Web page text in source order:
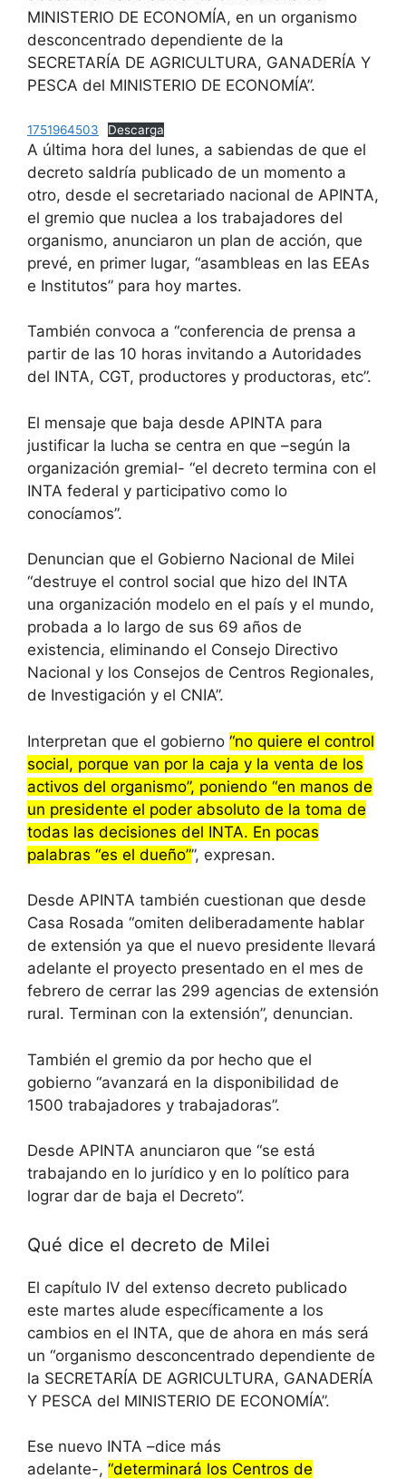
MINISTERIO DE ECONOMÍA, en un organismo
desconcentrado dependiente de la
SECRETARÍA DE AGRICULTURA, GANADERÍA Y
PESCA del MINISTERIO DE ECONOMÍA”.
1751964503 Descarga
A última hora del lunes, a sabiendas de que el
decreto saldría publicado de un momento a
otro, desde el secretariado nacional de APINTA,
el gremio que nuclea a los trabajadores del
organismo, anunciaron un plan de acción, que
prevé, en primer lugar, “asambleas en las EEAs
e Institutos” para hoy martes.
También convoca a “conferencia de prensa a
partir de las 10 horas invitando a Autoridades
del INTA, CGT, productores y productoras, etc”.
El mensaje que baja desde APINTA para
justificar la lucha se centra en que –según la
organización gremial- “el decreto termina con el
INTA federal y participativo como lo
conocíamos”.
Denuncian que el Gobierno Nacional de Milei
“destruye el control social que hizo del INTA
una organización modelo en el país y el mundo,
probada a lo largo de sus 69 años de
existencia, eliminando el Consejo Directivo
Nacional y los Consejos de Centros Regionales,
de Investigación y el CNIA”.
Interpretan que el gobierno “no quiere el control
social, porque van por la caja y la venta de los
activos del organismo”, poniendo “en manos de
un presidente el poder absoluto de la toma de
todas las decisiones del INTA. En pocas
palabras “es el dueño””, expresan.
Desde APINTA también cuestionan que desde
Casa Rosada “omiten deliberadamente hablar
de extensión ya que el nuevo presidente llevará
adelante el proyecto presentado en el mes de
febrero de cerrar las 299 agencias de extensión
rural. Terminan con la extensión”, denuncian.
También el gremio da por hecho que el
gobierno “avanzará en la disponibilidad de
1500 trabajadores y trabajadoras”.
Desde APINTA anunciaron que “se está
trabajando en lo jurídico y en lo político para
lograr dar de baja el Decreto”.
Qué dice el decreto de Milei
El capítulo IV del extenso decreto publicado
este martes alude específicamente a los
cambios en el INTA, que de ahora en más será
un “organismo desconcentrado dependiente de
la SECRETARÍA DE AGRICULTURA, GANADERÍA
Y PESCA del MINISTERIO DE ECONOMÍA”.
Ese nuevo INTA –dice más
adelante-, “determinará los Centros de